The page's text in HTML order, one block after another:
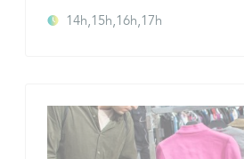
14h,15h,16h,17h